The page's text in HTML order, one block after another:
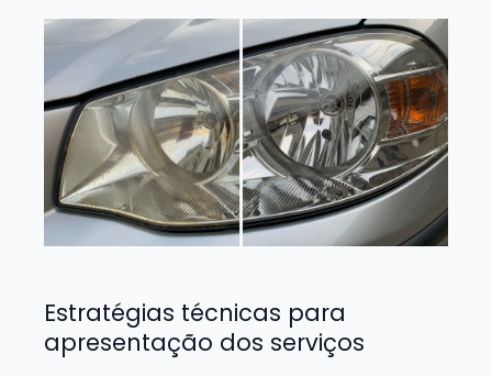
Estratégias técnicas para
apresentação dos serviços